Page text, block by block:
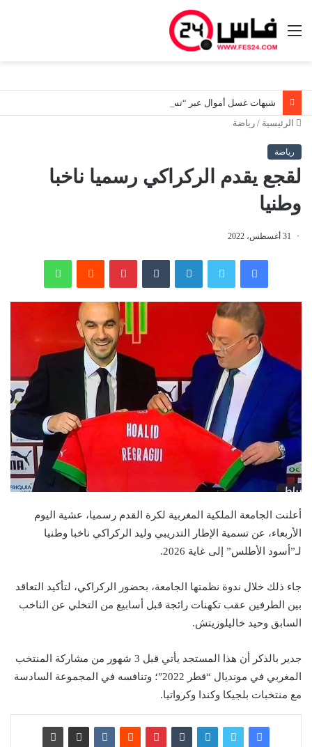
القائمة
الرئيسية / رياضة
رياضة
لقجع يقدم الركراكي رسميا ناخبا
وطنيا
31 أغسطس، 2022
فيسبوك لينكدإن بينتيريست
أعلنت الجامعة الملكية المغربية لكرة القدم رسميا، عشية اليوم
الأربعاء، عن تسمية الإطار التدريبي وليد الركراكي ناخبا وطنيا
لـ”أسود الأطلس” إلى غاية 2026.
جاء ذلك خلال ندوة نظمتها الجامعة، بحضور الركراكي، لتأكيد التعاقد
بين الطرفين عقب تكهنات رائجة قبل أسابيع من التخلي عن الناخب
السابق وحيد خاليلوزيتش.
جدير بالذكر أن هذا المستجد يأتي قبل 3 شهور من مشاركة المنتخب
المغربي في مونديال “قطر 2022″؛ وتنافسه في المجموعة السادسة
مع منتخبات بلجيكا وكندا وكرواتيا.